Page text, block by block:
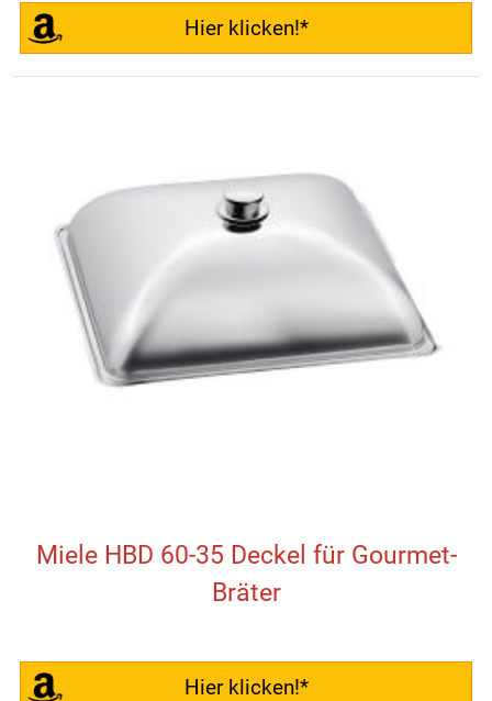
Hier klicken!*
Miele HBD 60-35 Deckel für Gourmet-
Bräter
Hier klicken!*